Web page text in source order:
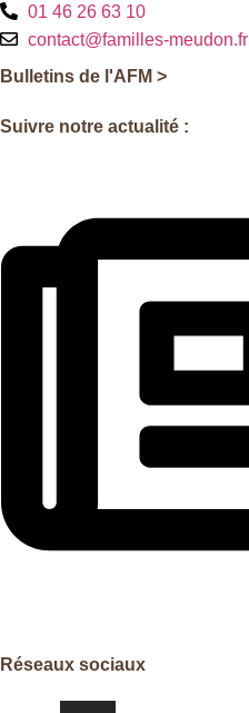
01 46 26 63 10
contact@familles-meudon.fr
Bulletins de l'AFM >
Suivre notre actualité :
Réseaux sociaux